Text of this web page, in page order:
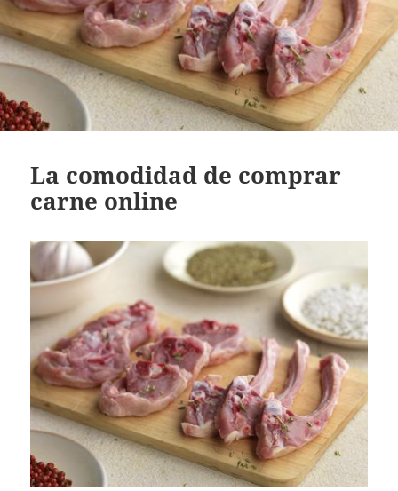
La comodidad de comprar
carne online